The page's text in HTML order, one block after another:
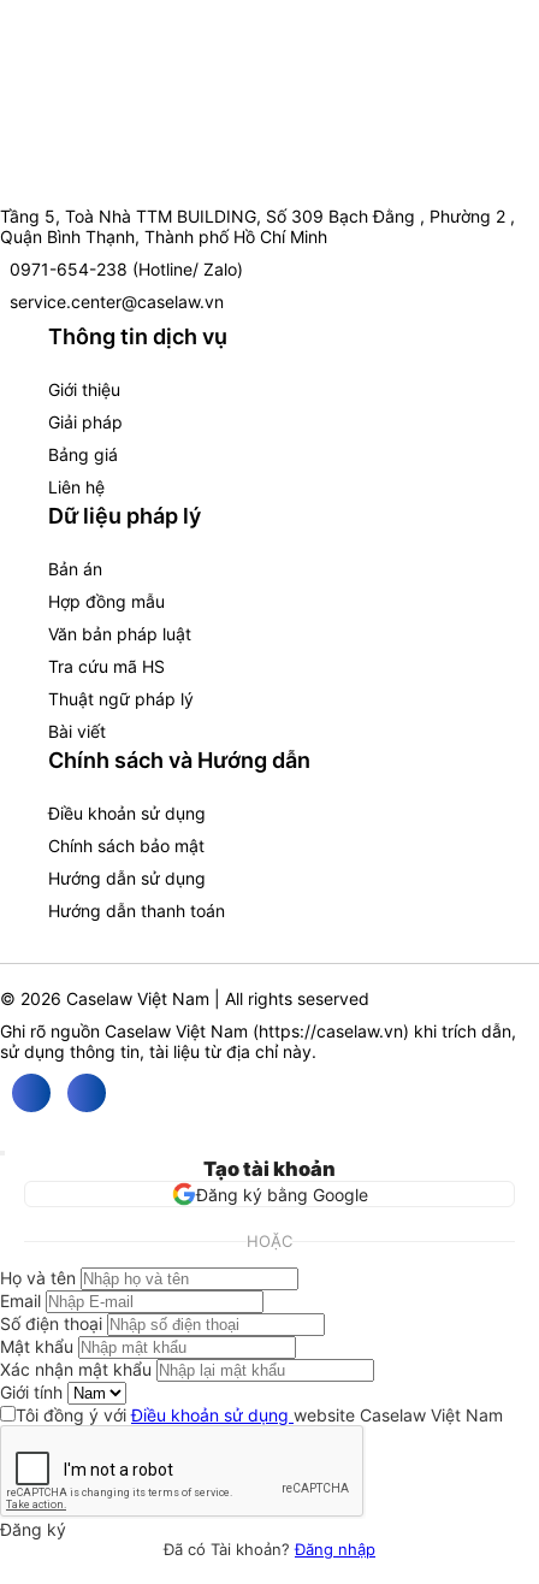
Tầng 5, Toà Nhà TTM BUILDING, Số 309 Bạch Đằng , Phường 2 ,
Quận Bình Thạnh, Thành phố Hồ Chí Minh
0971-654-238 (Hotline/ Zalo)
service.center@caselaw.vn
Thông tin dịch vụ
Giới thiệu
Giải pháp
Bảng giá
Liên hệ
Dữ liệu pháp lý
Bản án
Hợp đồng mẫu
Văn bản pháp luật
Tra cứu mã HS
Thuật ngữ pháp lý
Bài viết
Chính sách và Hướng dẫn
Điều khoản sử dụng
Chính sách bảo mật
Hướng dẫn sử dụng
Hướng dẫn thanh toán
© 2026 Caselaw Việt Nam | All rights seserved
Ghi rõ nguồn Caselaw Việt Nam (https://caselaw.vn) khi trích dẫn,
sử dụng thông tin, tài liệu từ địa chỉ này.
Tạo tài khoản
Đăng ký bằng Google
HOẶC
Họ và tên
Email
Số điện thoại
Mật khẩu
Xác nhận mật khẩu
Giới tính
Tôi đồng ý vớiĐiều khoản sử dụng website Caselaw Việt Nam
Đăng ký
Đã có Tài khoản?Đăng nhập